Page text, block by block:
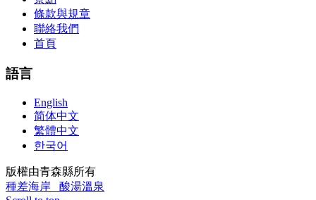
條款與規章
聯絡我們
首頁
語言
English
简体中文
繁體中文
한국어
版權由青森縣所有
種差海岸
酸湯溫泉